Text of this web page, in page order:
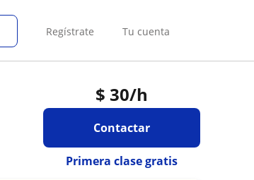
Regístrate Tu cuenta
$ 30/h
Contactar
Primera clase gratis